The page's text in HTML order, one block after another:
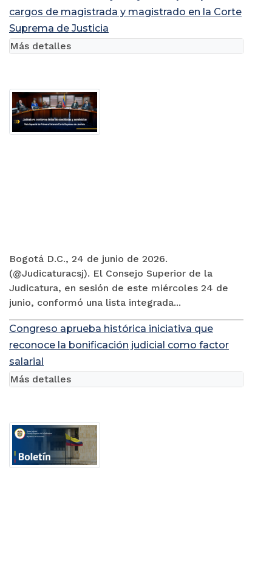
cargos de magistrada y magistrado en la Corte
Suprema de Justicia
Bogotá D.C., 24 de junio de 2026.
(@Judicaturacsj). El Consejo Superior de la
Judicatura, en sesión de este miércoles 24 de
junio, conformó una lista integrada...
Más detalles
Congreso aprueba histórica iniciativa que
reconoce la bonificación judicial como factor
salarial
Más detalles